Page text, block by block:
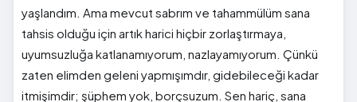
yaşlandım. Ama mevcut sabrım ve tahammülüm sana
tahsis olduğu için artık harici hiçbir zorlaştırmaya,
uyumsuzluğa katlanamıyorum, nazlayamıyorum. Çünkü
zaten elimden geleni yapmışımdır, gidebileceği kadar
itmişimdir; şüphem yok, borçsuzum. Sen hariç, sana